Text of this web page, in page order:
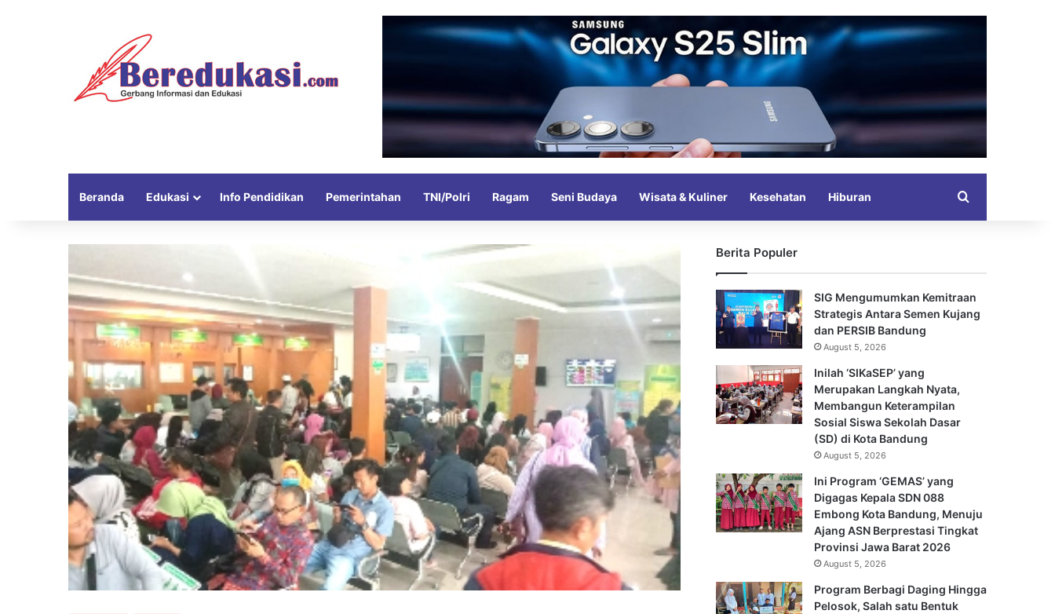
Beranda Edukasi Info Pendidikan Pemerintahan TNI/Polri Ragam Seni Budaya Wisata & Kuliner Kesehatan Hiburan
Berita Populer
SIG Mengumumkan Kemitraan
Strategis Antara Semen Kujang
dan PERSIB Bandung
August 5, 2026
Inilah ‘SIKaSEP’ yang
Merupakan Langkah Nyata,
Membangun Keterampilan
Sosial Siswa Sekolah Dasar
(SD) di Kota Bandung
August 5, 2026
Ini Program ‘GEMAS’ yang
Digagas Kepala SDN 088
Embong Kota Bandung, Menuju
Ajang ASN Berprestasi Tingkat
Provinsi Jawa Barat 2026
August 5, 2026
Program Berbagi Daging Hingga
Pelosok, Salah satu Bentuk